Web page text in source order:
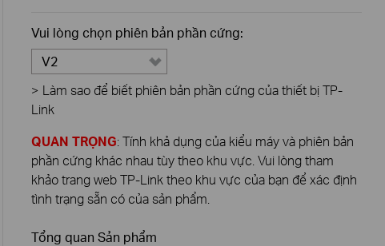
Vui lòng chọn phiên bản phần cứng:
V2
> Làm sao để biết phiên bản phần cứng của thiết bị TP-
Link
QUAN TRỌNG: Tính khả dụng của kiểu máy và phiên bản
phần cứng khác nhau tùy theo khu vực. Vui lòng tham
khảo trang web TP-Link theo khu vực của bạn để xác định
tình trạng sẵn có của sản phẩm.
Tổng quan Sản phẩm